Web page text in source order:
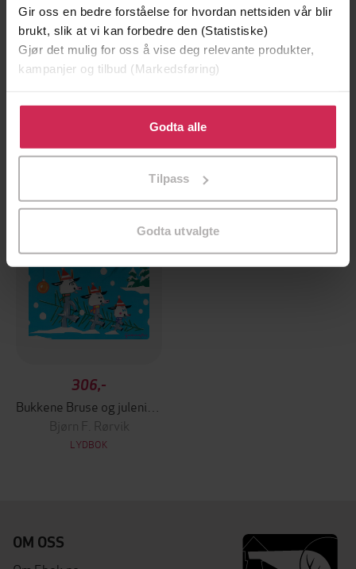
Gir oss en bedre forståelse for hvordan nettsiden vår blir
brukt, slik at vi kan forbedre den (Statistiske)
Gjør det mulig for oss å vise deg relevante produkter,
kampanjer og tilbud (Markedsføring)
Klikk på «Godta alle» for å gi oss ditt samtykke til å
bruke cookies for alle disse formålene. Du kan også
tilpasse ditt samtykke til spesifikke formål ved å klikke
Godta alle
Tilpass
Godta utvalgte
199,-
Bukkene Bruse begynner på skolen
Bjørn F. Rørvik
LYDBOK
329,-
Bjørn F. Rørvik
306,-
Bjørn F. Rørvik
LYDBOK
OM OSS